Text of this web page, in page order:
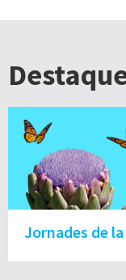
Jornades de